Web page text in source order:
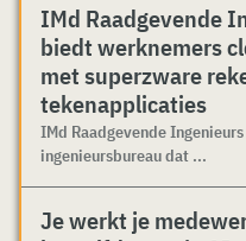
IMd Raadgevende
biedt werknemers
met superzware
tekenapplicaties
IMd Raadgevende
ingenieursbureau dat ...
Je werkt je